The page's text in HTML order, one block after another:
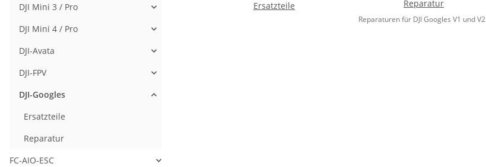
Ersatzteile Reparatur
Reparaturen für DJI Googles V1 und V2
DJI Mini 3 / Pro
DJI Mini 4 / Pro
DJI-Avata
DJI-FPV
DJI-Googles
Ersatzteile
Reparatur
FC-AIO-ESC